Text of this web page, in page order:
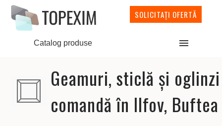
SOLICITAȚI OFERTĂ
Catalog produse
Geamuri, sticlă și
comandă în Ilfov, Buftea